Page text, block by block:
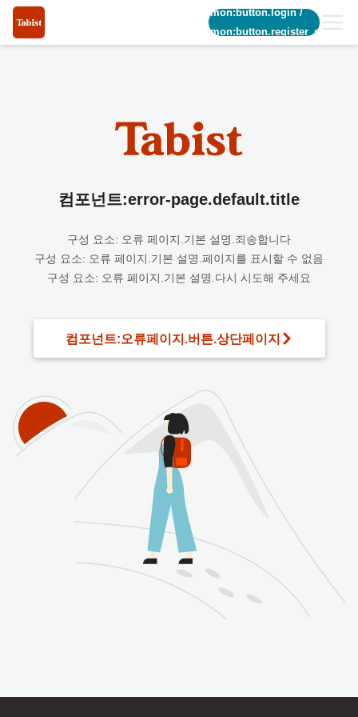
common:button.login/
common:button.register_short
컴포넌트:error-page.default.title
구성 요소: 오류 페이지.기본 설명.죄송합니다
구성 요소: 오류 페이지.기본 설명.페이지를 표시할 수 없음
구성 요소: 오류 페이지.기본 설명.다시 시도해 주세요
컴포넌트:오류페이지.버튼.상단페이지